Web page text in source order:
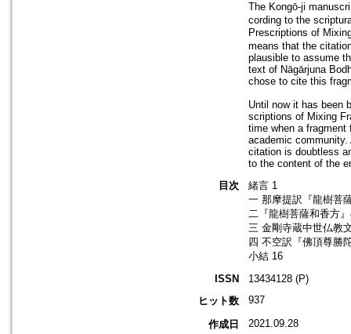
The Kongō-ji
cording to the
Prescriptions of
means that the
plausible to assume
text of Nāgārjuna
chose to cite this
Until now it has been
scriptions of Mixing
time when a
academic
citation is doubtless
to the content of the
目次
緒言 1
一 那摩提訳『龍樹菩
二『龍樹菩薩和香方
三 金剛寺蔵中世仏教
四 不空訳『佛頂尊勝
小結 16
ISSN
13434128 (P)
ヒット数
937
作成日 2021.09.28